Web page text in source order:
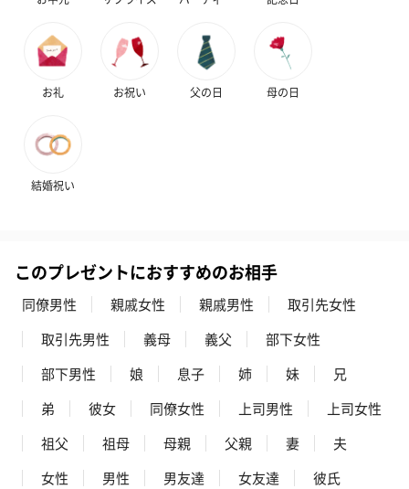
お酒
お酒を同梱してお届けいたします。
プレミアムビール イネ
ディット（712円）
酔鯨 純米吟醸 吟麗
（704円）
実楽山田錦
酒（655円）
おつまみ・その他
お酒にぴったりのおつまみ・サプリを同梱してお届けいたしま
す。
お礼 お祝い 父の日 母の日
結婚祝い
このプレゼントにおすすめのお相手
同僚男性 親戚女性 親戚男性
取引先女性
取引先男性
義母 義父
部下女性
部下男性
娘 息子 姉 妹
兄
弟
彼女 同僚女性 上司男性
上司女性
祖父
祖母 母親 父親 妻
夫
女性
男性 男友達 女友達 彼氏